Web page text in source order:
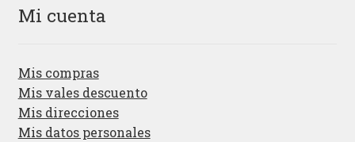
Mi cuenta
Mis compras
Mis vales descuento
Mis direcciones
Mis datos personales